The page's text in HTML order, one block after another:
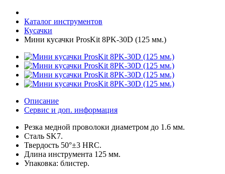
Каталог инструментов
Кусачки
Мини кусачки ProsKit 8PK-30D (125 мм.)
Описание
Сервис и доп. информация
Резка медной проволоки диаметром до 1.6 мм.
Сталь SK7.
Твердость 50°±3 HRC.
Длина инструмента 125 мм.
Упаковка: блистер.